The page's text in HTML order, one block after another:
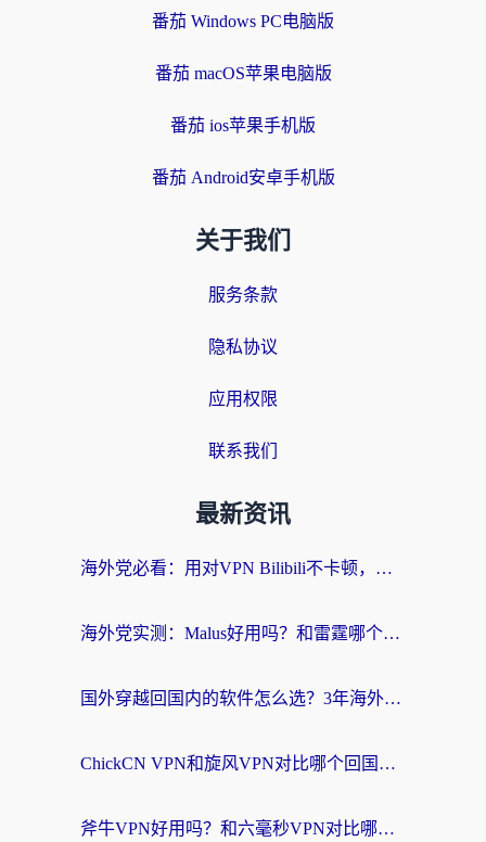
番茄 Windows PC电脑版
番茄 macOS苹果电脑版
番茄 ios苹果手机版
番茄 Android安卓手机版
关于我们
服务条款
隐私协议
应用权限
联系我们
最新资讯
海外党必看：用对VPN Bilibili不卡顿，英国玩国内游戏也丝滑——2026回国加速器选择指南
海外党实测：Malus好用吗？和雷霆哪个好？+ 3款热门加速器深度对比
国外穿越回国内的软件怎么选？3年海外党亲测实用指南，告别地域限制
ChickCN VPN和旋风VPN对比哪个回国效果更好？海外党实测回国内网神器指南
斧牛VPN好用吗？和六毫秒VPN对比哪个回国效果更好？海外党亲测实用指南